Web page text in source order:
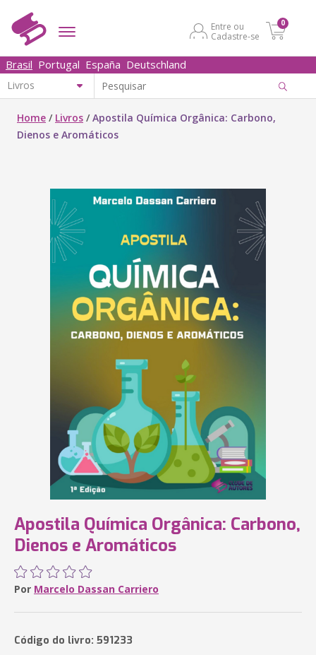
Entre ou
Cadastre-se
0
Brasil Portugal España Deutschland
Home / Livros /Apostila Química Orgânica: Carbono,
Dienos e Aromáticos
Apostila Química Orgânica: Carbono,
Dienos e Aromáticos
Por Marcelo Dassan Carriero
Código do livro: 591233